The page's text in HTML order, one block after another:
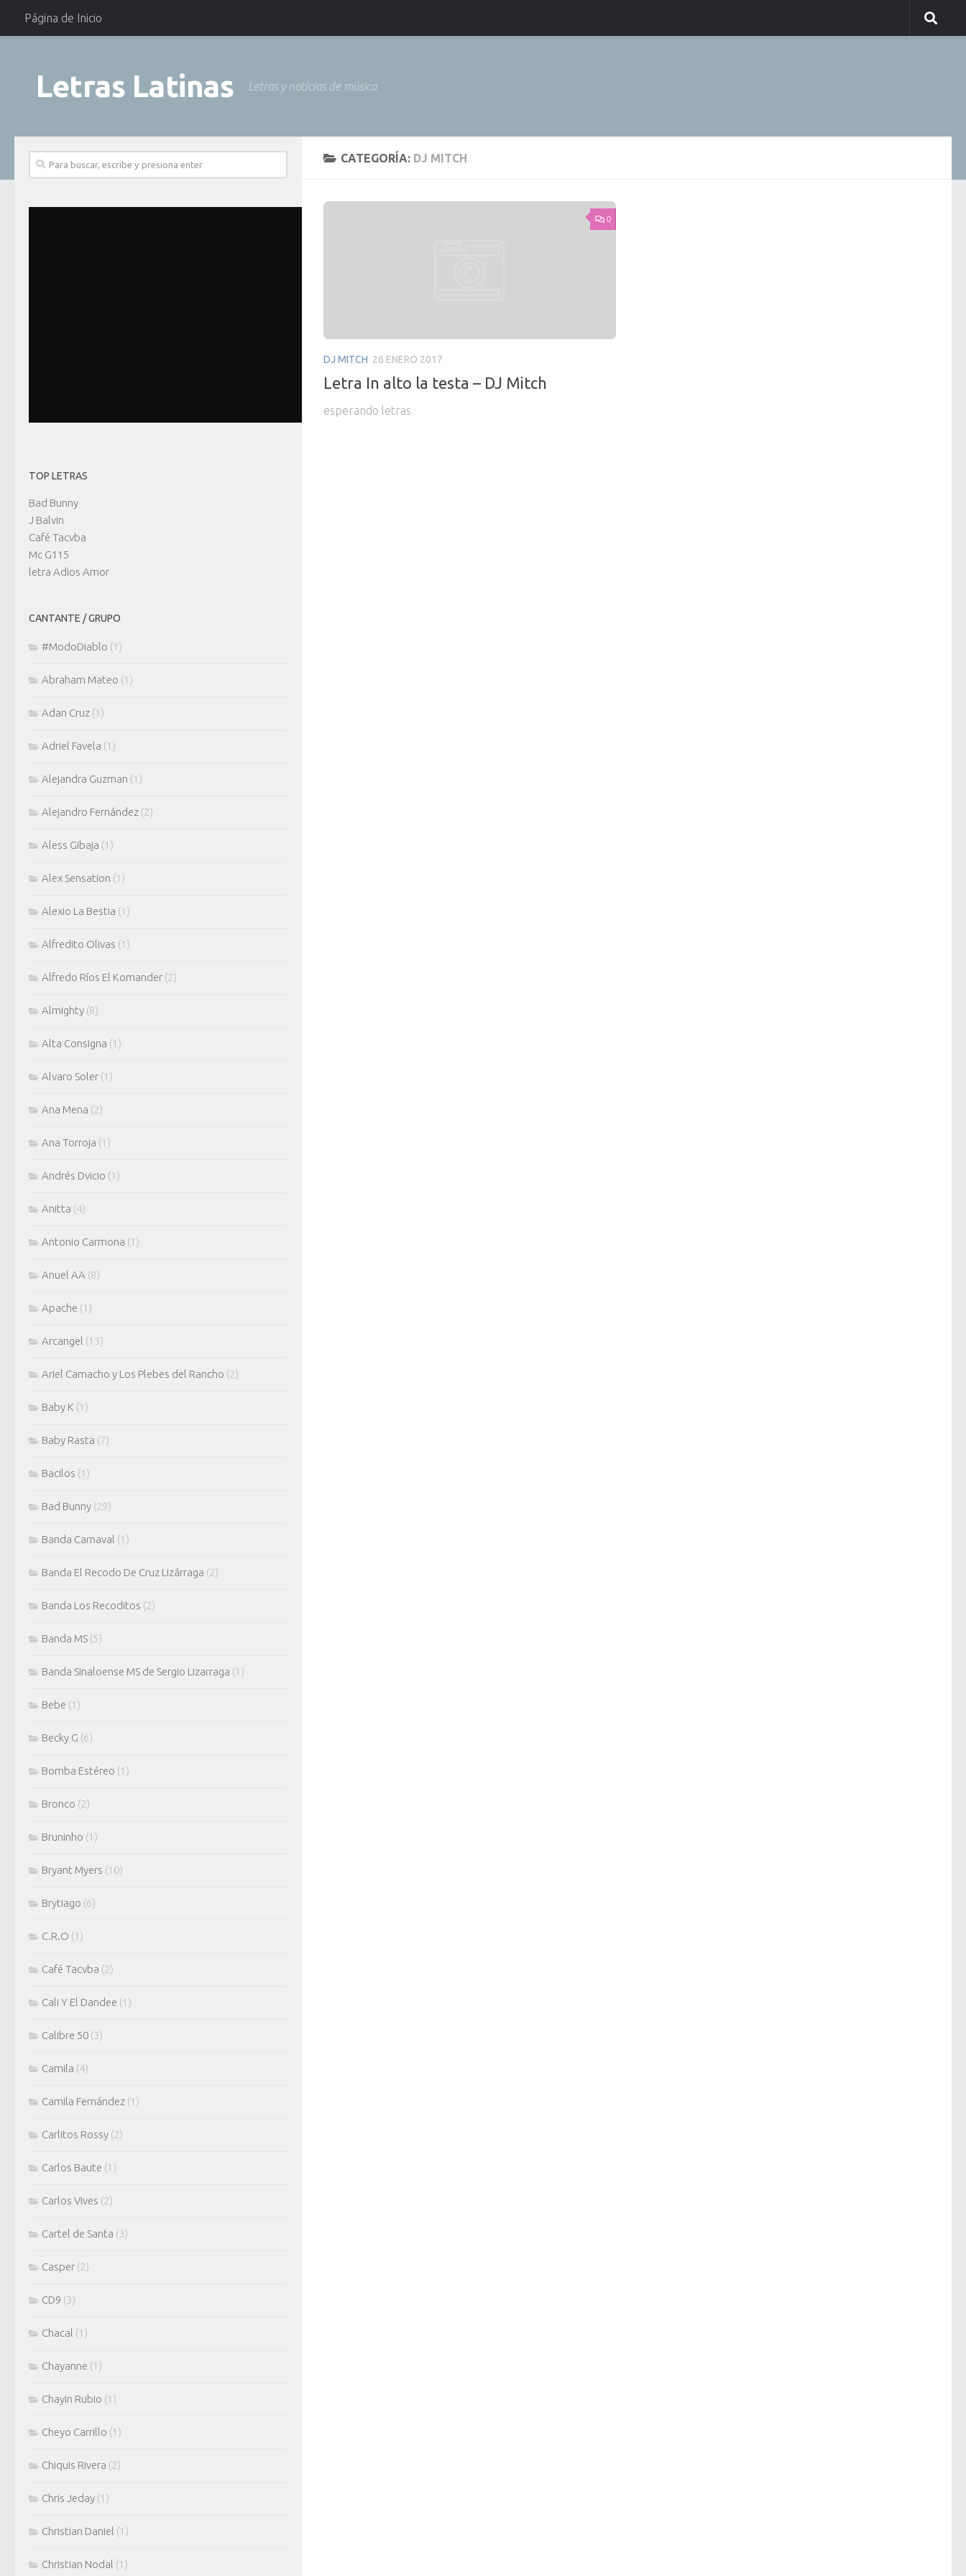
Página de Inicio
Letras Latinas Letras y noticias de música
CATEGORÍA: DJ MITCH
0
DJ MITCH 26 ENERO 2017
Letra In alto la testa – DJ Mitch
esperando letras
TOP LETRAS
Bad Bunny
J Balvin
Café Tacvba
Mc G115
letra Adios Amor
CANTANTE / GRUPO
#ModoDiablo (1)
Abraham Mateo (1)
Adan Cruz (1)
Adriel Favela (1)
Alejandra Guzman (1)
Alejandro Fernández (2)
Aless Gibaja (1)
Alex Sensation (1)
Alexio La Bestia (1)
Alfredito Olivas (1)
Alfredo Ríos El Komander (2)
Almighty (8)
Alta Consigna (1)
Alvaro Soler (1)
Ana Mena (2)
Ana Torroja (1)
Andrés Dvicio (1)
Anitta (4)
Antonio Carmona (1)
Anuel AA (8)
Apache (1)
Arcangel (13)
Ariel Camacho y Los Plebes del Rancho (2)
Baby K (1)
Baby Rasta (7)
Bacilos (1)
Bad Bunny (29)
Banda Carnaval (1)
Banda El Recodo De Cruz Lizárraga (2)
Banda Los Recoditos (2)
Banda MS (5)
Banda Sinaloense MS de Sergio Lizarraga (1)
Bebe (1)
Becky G (6)
Bomba Estéreo (1)
Bronco (2)
Bruninho (1)
Bryant Myers (10)
Brytiago (6)
C.R.O (1)
Café Tacvba (2)
Cali Y El Dandee (1)
Calibre 50 (3)
Camila (4)
Camila Fernández (1)
Carlitos Rossy (2)
Carlos Baute (1)
Carlos Vives (2)
Cartel de Santa (3)
Casper (2)
CD9 (3)
Chacal (1)
Chayanne (1)
Chayin Rubio (1)
Cheyo Carrillo (1)
Chiquis Rivera (2)
Chris Jeday (1)
Christian Daniel (1)
Christian Nodal (1)